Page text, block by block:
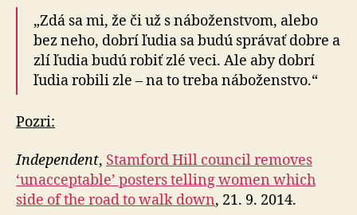
„Zdá sa mi, že či už s náboženstvom, alebo
bez neho, dobrí ľudia sa budú správať dobre a
zlí ľudia budú robiť zlé veci. Ale aby dobrí
ľudia robili zle – na to treba náboženstvo.“
Pozri:
Independent, Stamford Hill council removes
‘unacceptable’ posters telling women which
side of the road to walk down, 21. 9. 2014.